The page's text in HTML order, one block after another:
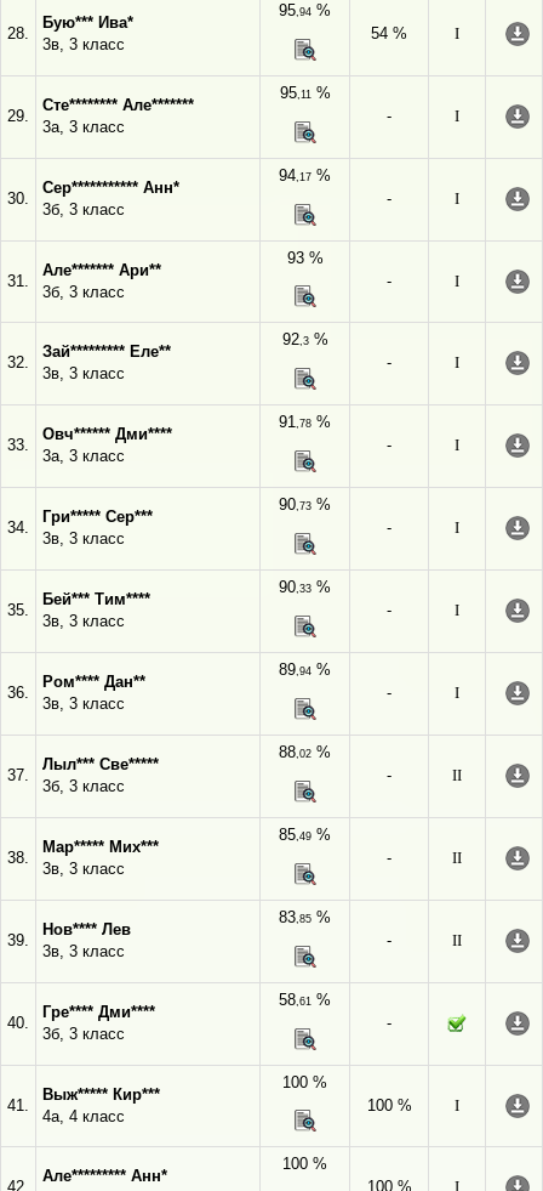
28.
Бую*** Ива*
3в, 3 класс
95,94 %
54 %
I
29.
Сте******** Але*******
3а, 3 класс
95,11%
-
I
30.
Сер*********** Анн*
3б, 3 класс
94,17 %
-
I
31.
Але******* Ари**
3б, 3 класс
93 %
-
I
32.
Зай********* Еле**
3в, 3 класс
92,3%
-
I
33.
Овч****** Дми****
3а, 3 класс
91,78 %
-
I
34.
Гри***** Сер***
3в, 3 класс
90,73 %
-
I
35.
Бей*** Тим****
3в, 3 класс
90,33 %
-
I
36.
Ром**** Дан**
3в, 3 класс
89,94 %
-
I
37.
Лыл*** Све*****
3б, 3 класс
88,02 %
-
II
38.
Мар***** Мих***
3в, 3 класс
85,49 %
-
II
39.
Нов**** Лев
3в, 3 класс
83,85 %
-
II
40.
Гре**** Дми****
3б, 3 класс
58,61 %
-
41.
Выж***** Кир***
4а, 4 класс
100 %
100 %
I
42.
Але********* Анн*
100 %
100 %
I